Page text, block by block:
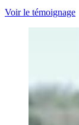
Voir le témoignage